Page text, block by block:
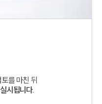
를 마친 뒤
시됩니다.